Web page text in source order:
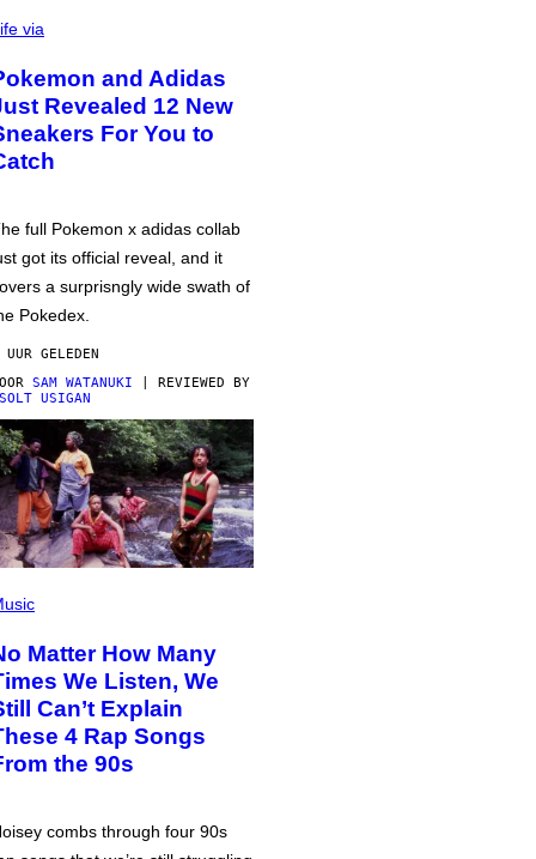
via
and Adidas
Revealed 12 New
For You to
full Pokemon x adidas collab
got its official reveal, and it
a surprisngly wide swath of
Pokedex.
GELEDEN
SAM WATANUKI | REVIEWED BY
USIGAN
Matter How Many
We Listen, We
Can’t Explain
4 Rap Songs
the 90s
combs through four 90s